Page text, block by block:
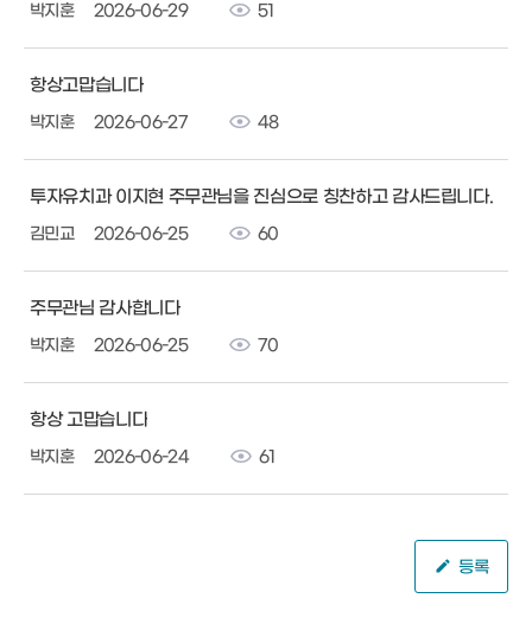
박지훈 2026-06-29 51
항상고맙습니다
박지훈 2026-06-27 48
투자유치과 이지현 주무관님을 진심으로 칭찬하고 감사드립니다.
김민교 2026-06-25 60
주무관님 감사합니다
박지훈 2026-06-25 70
항상 고맙습니다
박지훈 2026-06-24 61
등록